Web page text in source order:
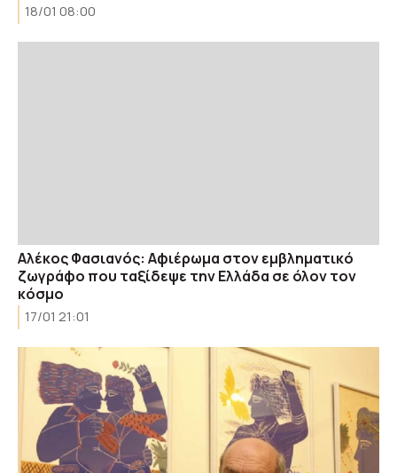
18/01 08:00
Αλέκος Φασιανός: Αφιέρωμα στον εμβληματικό
ζωγράφο που ταξίδεψε την Ελλάδα σε όλον τον
κόσμο
17/01 21:01